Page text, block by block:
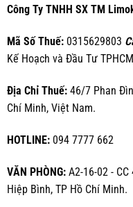
Công Ty TNHH SX TM
Mã Số Thuế:0315629803
Kế Hoạch và Đầu Tư TPHCM
Địa Chỉ Thuế:46/7 Phan
Chí Minh, Việt Nam.
HOTLINE:094 7777 662
VĂN PHÒNG:A2-16-02 - CC
Hiệp Bình, TP Hồ Chí Minh.